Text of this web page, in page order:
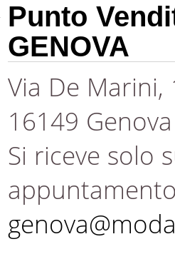
Punto
GENOVA
Via De Marini,
16149 Genova
Si riceve solo